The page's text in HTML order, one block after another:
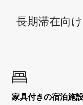
長期滞在向
家具付き⁠の宿⁠泊⁠施⁠